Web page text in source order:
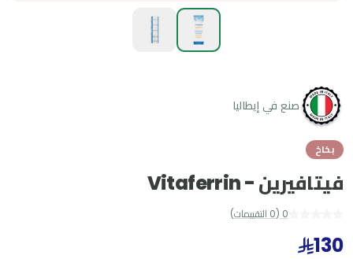
صنع في إيطاليا
بخاخ
فيتافيرين - Vitaferrin
0
(
0 التقييمات)
130